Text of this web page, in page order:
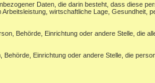
Daten, die darin besteht, dass
wirtschaftliche Lage,
Behörde, Einrichtung oder andere Stelle,
Behörde, Einrichtung oder andere Stelle, die